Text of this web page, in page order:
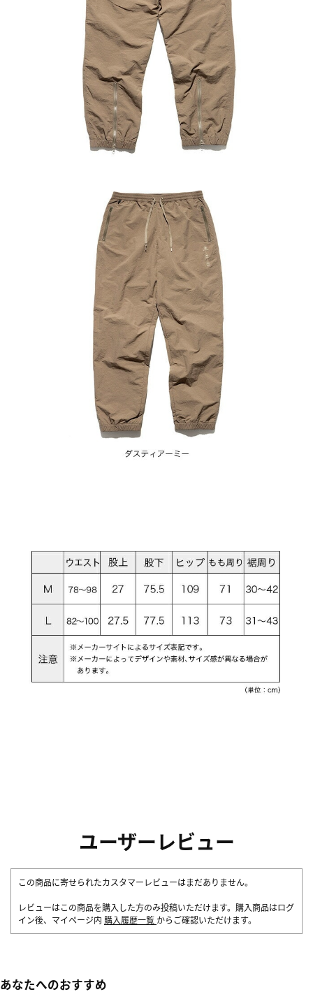
ユーザーレビュー
この商品に寄せられたカスタマーレビューはまだありません。
レビューはこの商品を購入した方のみ投稿いただけます。購入商品はログ
イン後、マイページ内 購入履歴一覧 からご確認いただけます。
あなたへのおすすめ